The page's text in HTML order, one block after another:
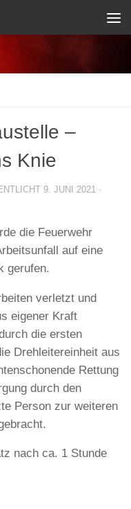
–
Knie
9. JUNI 2021 ·
die Feuerwehr
auf eine
gerufen.
verletzt und
eigener Kraft
die ersten
Drehleitereinheit aus
Rettung
durch den
Person zur weiteren
nach ca. 1 Stunde